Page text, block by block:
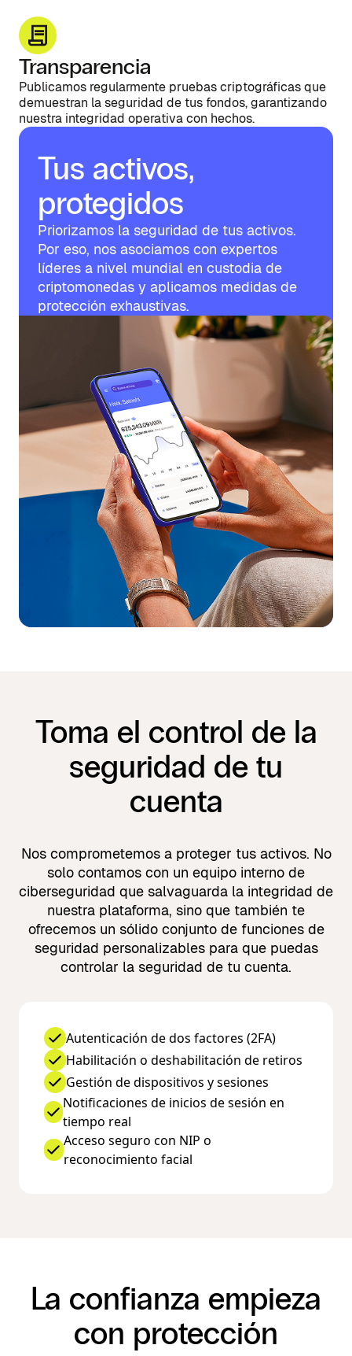
Transparencia
Publicamos regularmente pruebas criptográficas que
demuestran la seguridad de tus fondos, garantizando
nuestra integridad operativa con hechos.
Tus activos,
protegidos
Priorizamos la seguridad de tus activos.
Por eso, nos asociamos con expertos
líderes a nivel mundial en custodia de
criptomonedas y aplicamos medidas de
protección exhaustivas.
Toma el control de la
seguridad de tu
cuenta
Nos comprometemos a proteger tus activos. No
solo contamos con un equipo interno de
ciberseguridad que salvaguarda la integridad de
nuestra plataforma, sino que también te
ofrecemos un sólido conjunto de funciones de
seguridad personalizables para que puedas
controlar la seguridad de tu cuenta.
Autenticación de dos factores (2FA)
Habilitación o deshabilitación de retiros
Gestión de dispositivos y sesiones
Notificaciones de inicios de sesión en
tiempo real
Acceso seguro con NIP o
reconocimiento facial
La confianza empieza
con protección